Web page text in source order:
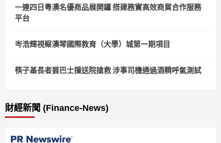
一連四日粵澳名優商品展開鑼 搭建務實高效商貿合作服務
平台
岑浩輝視察澳琴國際教育（大學）城第一期項目
筷子基長者捱巴士撞送院搶救 涉事司機通過酒精呼氣測試
財經新聞 (Finance-News)